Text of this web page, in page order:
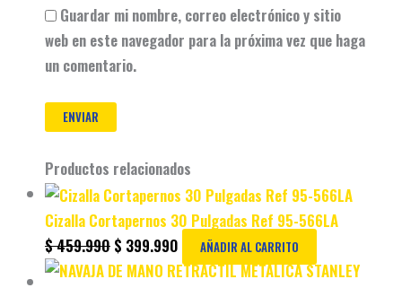
Guardar mi nombre, correo electrónico y sitio
web en este navegador para la próxima vez que haga
un comentario.
Productos relacionados
Cizalla Cortapernos 30 Pulgadas Ref 95-566LA
$459.990 $ 399.990 AÑADIR AL CARRITO